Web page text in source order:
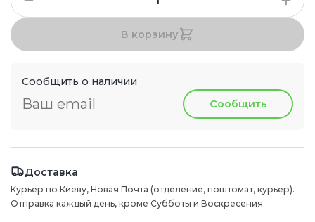
В корзину
Сообщить о наличии
Сообщить
Доставка
Курьер по Киеву, Новая Почта (отделение, поштомат, курьер).
Отправка каждый день, кроме Субботы и Воскресения.